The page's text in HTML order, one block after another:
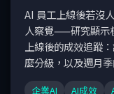
AI 員工上線後若沒
人察覺——研究顯示
上線後的成效追蹤
麼分級，以及週月
企業AI AI成效